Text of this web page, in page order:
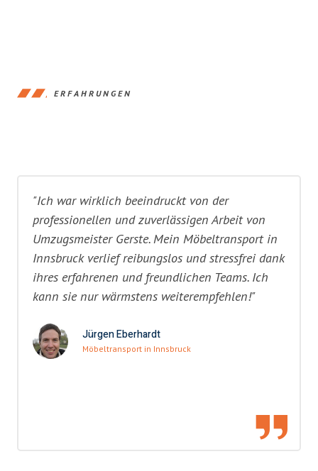
ERFAHRUNGEN
"Ich war wirklich beeindruckt von der
professionellen und zuverlässigen Arbeit von
Umzugsmeister Gerste. Mein Möbeltransport in
Innsbruck verlief reibungslos und stressfrei dank
ihres erfahrenen und freundlichen Teams. Ich
kann sie nur wärmstens weiterempfehlen!"
Jürgen Eberhardt
Möbeltransport in Innsbruck